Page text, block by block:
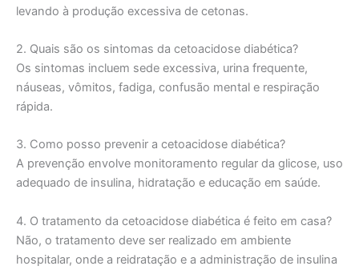
levando à produção excessiva de cetonas.
2. Quais são os sintomas da cetoacidose diabética?
Os sintomas incluem sede excessiva, urina frequente,
náuseas, vômitos, fadiga, confusão mental e respiração
rápida.
3. Como posso prevenir a cetoacidose diabética?
A prevenção envolve monitoramento regular da glicose, uso
adequado de insulina, hidratação e educação em saúde.
4. O tratamento da cetoacidose diabética é feito em casa?
Não, o tratamento deve ser realizado em ambiente
hospitalar, onde a reidratação e a administração de insulina